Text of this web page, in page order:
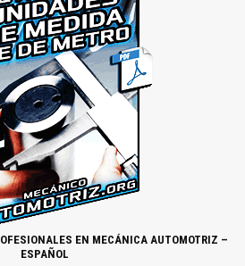
EN MECÁNICA AUTOMOTRIZ –
ESPAÑOL